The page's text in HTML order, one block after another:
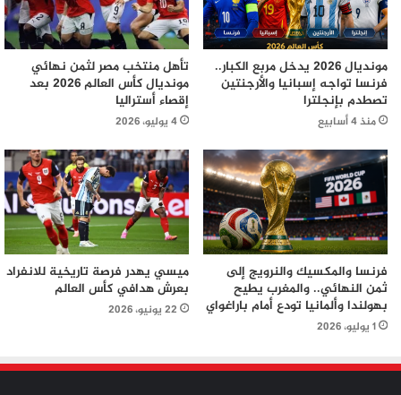
مونديال 2026 يدخل مربع الكبار..
فرنسا تواجه إسبانيا والأرجنتين
تصطدم بإنجلترا
منذ 4 أسابيع
تأهل منتخب مصر لثمن نهائي
مونديال كأس العالم 2026 بعد
إقصاء أستراليا
4 يوليو، 2026
فرنسا والمكسيك والنرويج إلى
ثمن النهائي.. والمغرب يطيح
بهولندا وألمانيا تودع أمام باراغواي
1 يوليو، 2026
ميسي يهدر فرصة تاريخية للانفراد
بعرش هدافي كأس العالم
22 يونيو، 2026